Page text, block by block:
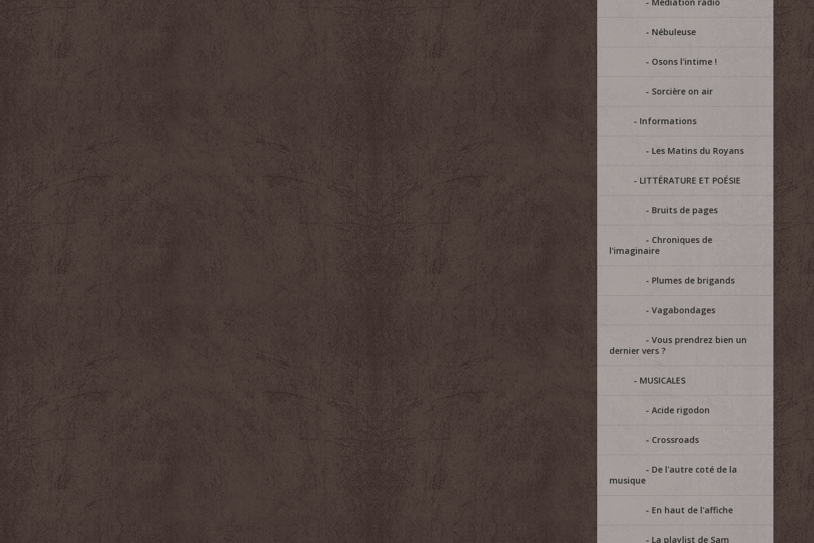
Nébuleuse
Osons l'intime !
Sorcière on air
Informations
Les Matins du Royans
LITTÉRATURE ET POÉSIE
Bruits de pages
Chroniques de
l'imaginaire
Plumes de brigands
Vagabondages
Vous prendrez bien un
dernier vers ?
MUSICALES
Acide rigodon
Crossroads
De l'autre coté de la
musique
En haut de l'affiche
La playlist de Sam